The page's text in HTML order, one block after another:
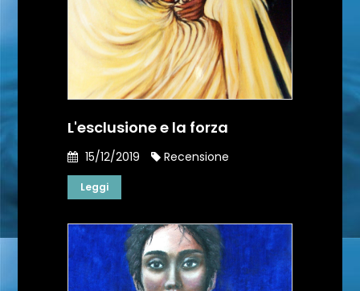
L'esclusione e la forza
15/12/2019 Recensione
Leggi